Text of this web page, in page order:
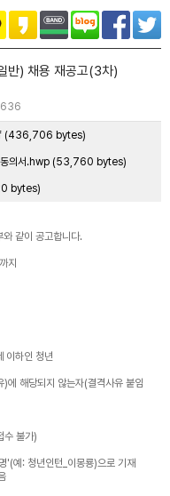
반) 채용 재공고(3차)
636
(436,706 bytes)
동의서.hwp (53,760 bytes)
bytes)
같이 공고합니다.
지
이하인 청년
에 해당되지 않는자(결격사유 붙임
수 불가)
예: 청년인턴_이몽룡)으로 기재